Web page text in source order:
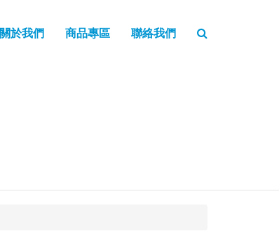
關於我們 商品專區 聯絡我們